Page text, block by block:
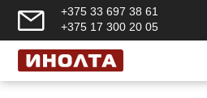
+375 33 697 38 61
+375 17 300 20 05